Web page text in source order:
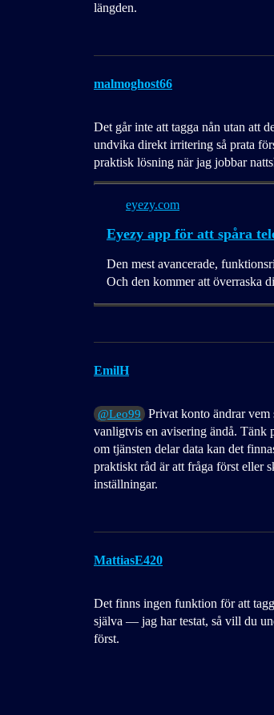
längden.
malmoghost66
Det går inte att tagga nån utan att
undvika direkt irritering så prata
praktisk lösning när jag jobbar
eyezy.com
Eyezy app för att spåra
Den mest avancerade,
Och den kommer att överraska
EmilH
@Leo99
Privat konto ändrar
vanligtvis en avisering ändå. Tänk
om tjänsten delar data kan det
praktiskt råd är att fråga först eller
inställningar.
MattiasE420
Det finns ingen funktion för att
själva — jag har testat, så vill du
först.